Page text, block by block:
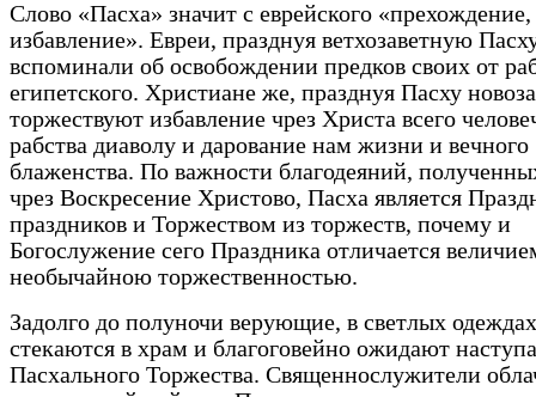
Слово «Пасха» значит с еврейского «прехождение,
избавление». Евреи, празднуя ветхозаветную
вспоминали об освобождении предков своих от
египетского. Христиане же, празднуя Пасху
торжествуют избавление чрез Христа всего
рабства диаволу и дарование нам жизни и вечного
блаженства. По важности благодеяний,
чрез Воскресение Христово, Пасха является
праздников и Торжеством из торжеств, почему и
Богослужение сего Праздника отличается
необычайною торжественностью.
Задолго до полуночи верующие, в светлых
стекаются в храм и благоговейно ожидают
Пасхального Торжества. Священнослужители